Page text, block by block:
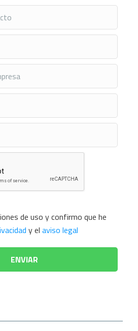
de uso y confirmo que he
y el aviso legal